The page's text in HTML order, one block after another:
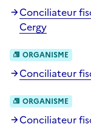
Conciliateur
Cergy
ORGANISME
Conciliateur
ORGANISME
Conciliateur